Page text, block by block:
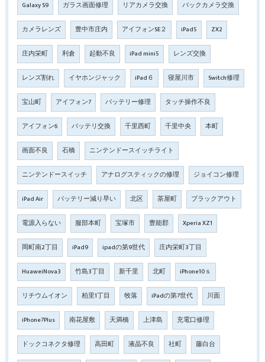
Galaxy S9 ガラス画面修理 リアカメラ交換 バックカメラ交換
カメラレンズ 豊中市庄内 アイフォンSE２ iPad5 ZX2
庄内栄町 利倉 起動不良 iPad mini5 レンズ交換
レンズ割れ イヤホンジャック iPad６ 寝屋川市 Switch修理
宝山町 アイフォン7 バッテリー修理 タッチ操作不良
アイフォン6 バッテリ交換 千里西町 千里中央 本町
画面不良 石橋 ニンテンドースイッチライト
ニンテンドースイッチ アナログスティックの修理 ジョイコン修理
iPad Air バッテリー減り早い 北区 茶屋町 ブラックアウト
電源入らない 服部本町 宝塚市 豊能郡 Xperia XZ1
岡町南2丁目 iPad9 ipadの第9世代 庄内栄町3丁目
HuaweiNova3 竹島3丁目 新千里 北町 iPhone10ｓ
リチウムイオン 柏里1丁目 牧落 iPadの第7世代 川面
iPhone7Plus 南花屋敷 天満橋 上津島 充電口修理
ドックコネクタ修理 高田町 液晶不良 社町 藤白台